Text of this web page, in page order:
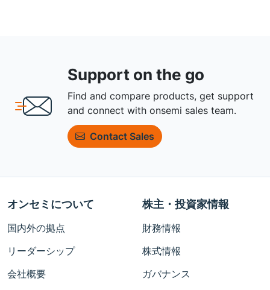
Support on the go
Find and compare products, get support
and connect with onsemi sales team.
Contact Sales
オンセミについて
国内外の拠点
リーダーシップ
会社概要
株主・投資家情報
財務情報
株式情報
ガバナンス